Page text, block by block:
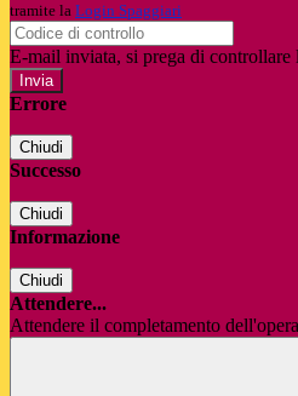
tramite la Login Spaggiari
E-mail inviata, si prega di controllare
Errore
Chiudi
Successo
Chiudi
Informazione
Chiudi
Attendere...
Attendere il completamento